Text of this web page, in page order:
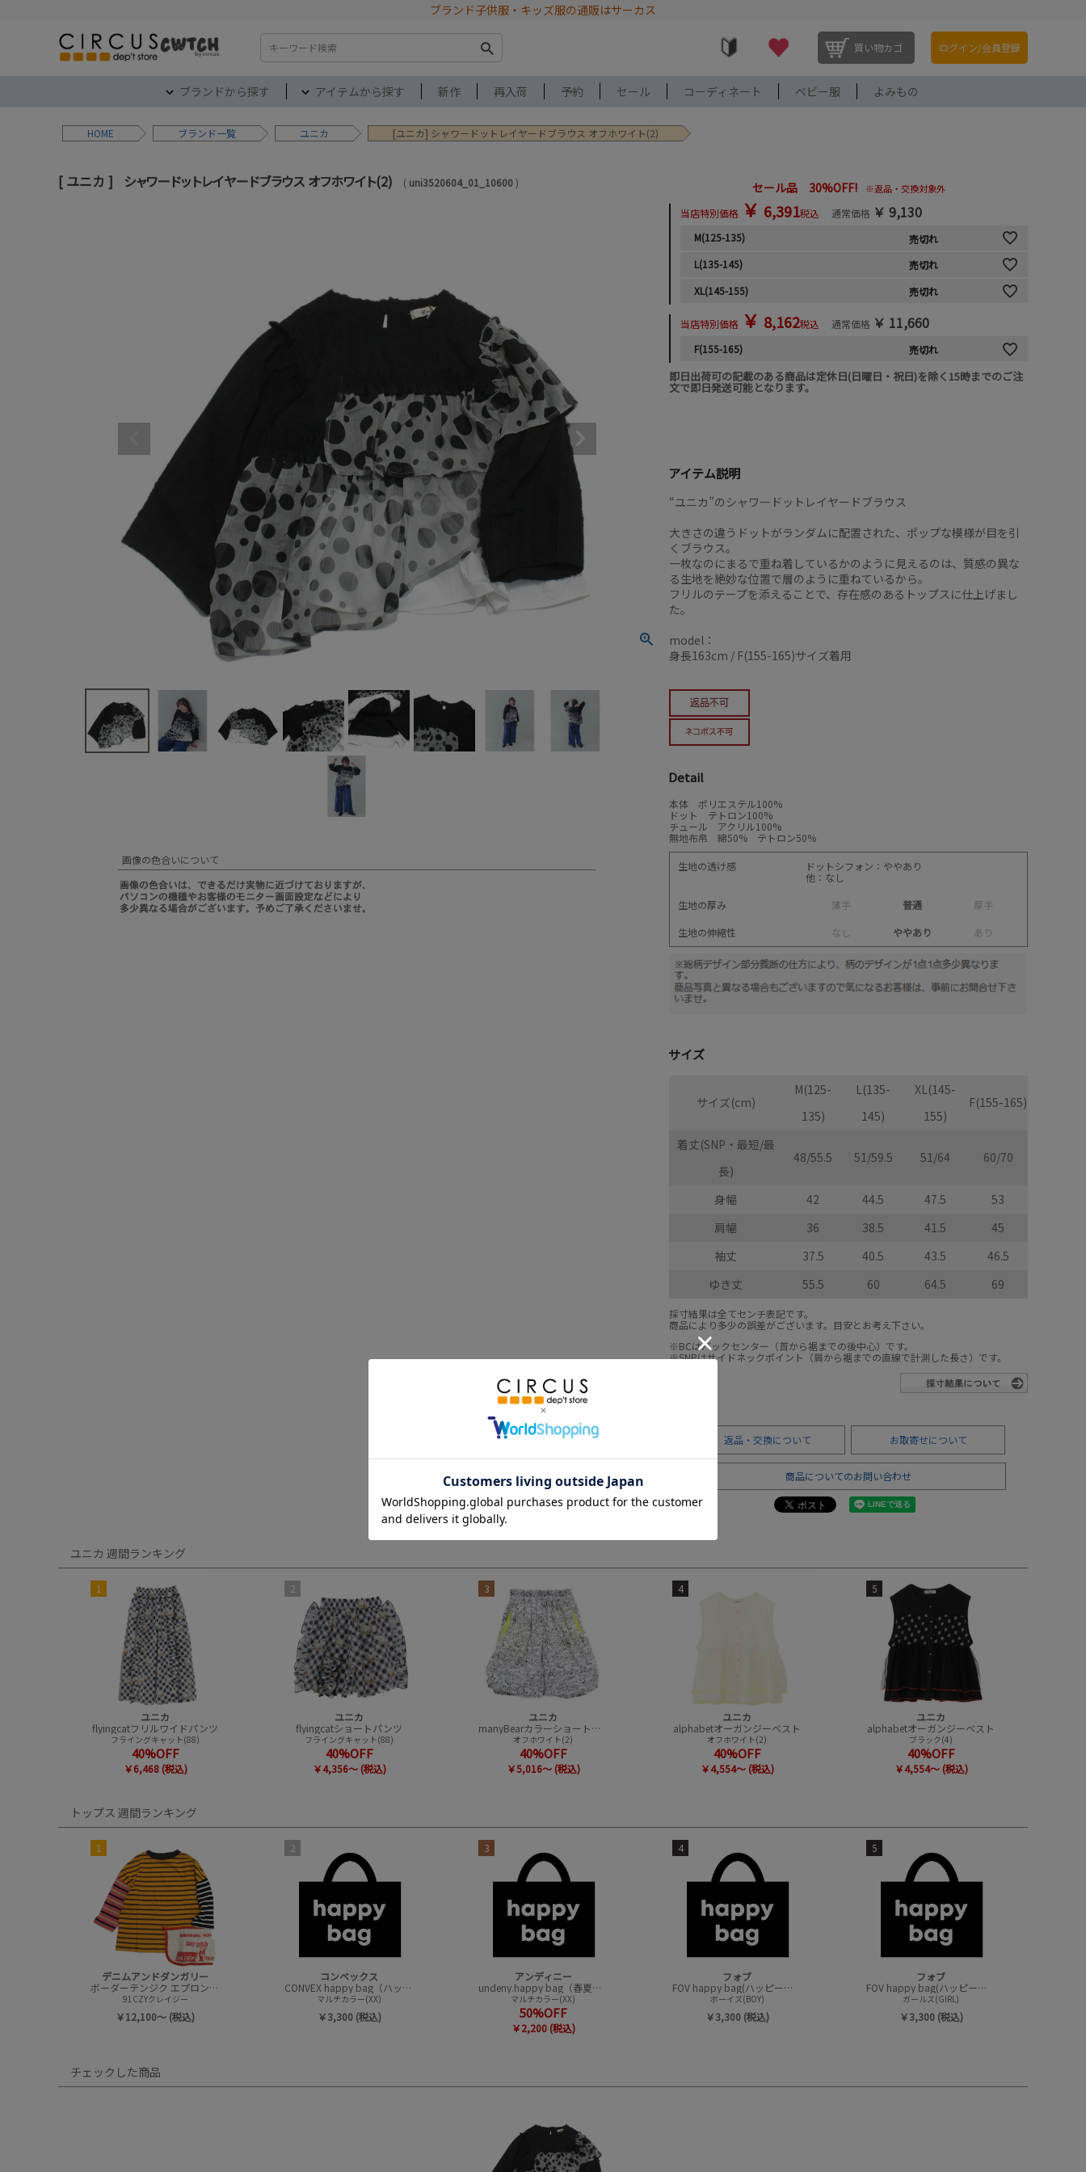
ブランド子供服・キッズ服の通販はサーカス
検索 買い物カゴ ログイン/会員登録
ブランドから探す アイテムから探す 新作 再入荷 予約 セール コーディネート ベビー服 よみもの
HOME ブランド ユニカ [ユニカ] シャワードットレイヤードブラウス オフホワイト(2)
ユニカ シャワードットレイヤードブラウス オフホワイト(2) uni3520604_01_10600
画像の色合いについて
セール品 30%OFF! ※返品・交換対象外
当店特別価格 ￥ 6,391税込 通常価格 ￥ 9,130
M(125-135)
売切れ
L(135-145)
売切れ
XL(145-155)
売切れ
当店特別価格 ￥ 8,162税込 通常価格 ￥ 11,660
F(155-165) 売切れ
即日出荷可の記載のある商品は定休日(日曜日・祝日)を除く15時までのご注
文で即日発送可能となります。
アイテム説明
“ユニカ”のシャワードットレイヤードブラウス
大きさの違うドットがランダムに配置された、ポップな模様が目を引
くブラウス。
一枚なのにまるで重ね着しているかのように見えるのは、質感の異な
る生地を絶妙な位置で層のように重ねているから。
フリルのテープを添えることで、存在感のあるトップスに仕上げまし
た。
model：
身長163cm / F(155-165)サイズ着用
Detail
本体 ポリエステル100%
ドット テトロン100%
チュール アクリル100%
無地布帛 綿50% テトロン50%
生地の透け感
ドットシフォン：ややあり
他：なし
生地の厚み
薄手 普通 厚手
生地の伸縮性
な し ややあり あ り
サイズ
サイズ(cm)
M(125-
135)
L(135-
145)
XL(145-
155)
F(155-165)
着丈(SNP・最短/最
長)
48/55.5 51/59.5 51/64 60/70
身幅 42 44.5 47.5
53
肩幅
36 38.5 41.5
45
袖丈
37.5 40.5 43.5
46.5
ゆき丈
55.5 60 64.5 69
採寸結果は全てセンチ表記です。
商品により多少の誤差がございます。目安とお考え下さい。
※BCはバックセンター（首から裾までの後中心）です。
※SNPはサイドネックポイント（肩から裾までの直線で計測した長さ）です。
返品・交換について お取寄せについて
商品についてのお問い合わせ
ユニカ 週間ランキング
1
ユニカ
flyingcatフリルワイドパンツ
フライングキャット(88)
40%OFF
￥6,468 (税込)
2
ユニカ
flyingcatショートパンツ
フライングキャット(88)
40%OFF
￥4,356～ (税込)
3
ユニカ
manyBearカラーショートパンツ
オフホワイト(2)
40%OFF
￥5,016～ (税込)
4
ユニカ
alphabetオーガンジーベスト
オフホワイト(2)
40%OFF
￥4,554～ (税込)
5
ユニカ
alphabetオーガンジーベスト
ブラック(4)
40%OFF
￥4,554～ (税込)
トップス 週間ランキング
1
デニムアンドダンガリー
ボーダーテンジク エプロンツキ L/S TEE(8分袖)
91CZYクレイジー
￥12,100～ (税込)
2
コンベックス
CONVEX happy bag（ハッピーバック）
マルチカラー(XX)
￥3,300 (税込)
3
アンディニー
undeny.happy bag（春夏アイテムハッピーバック）
マルチカラー(XX)
50%OFF
￥2,200 (税込)
4
フォブ
FOV happy bag(ハッピーバック/トップスセット)
ボーイズ(BOY)
￥3,300 (税込)
5
フォブ
FOV happy bag(ハッピーバック/トップスセット)
ガールズ(GIRL)
￥3,300 (税込)
チェックした商品